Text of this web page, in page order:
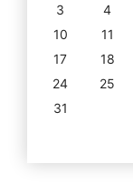
3
4
10
11
17
18
24
25
31